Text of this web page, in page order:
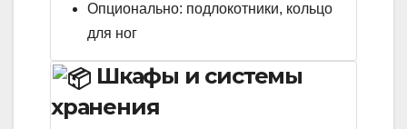
Опционально: подлокотники, кольцо
для ног
Шкафы и системы
хранения